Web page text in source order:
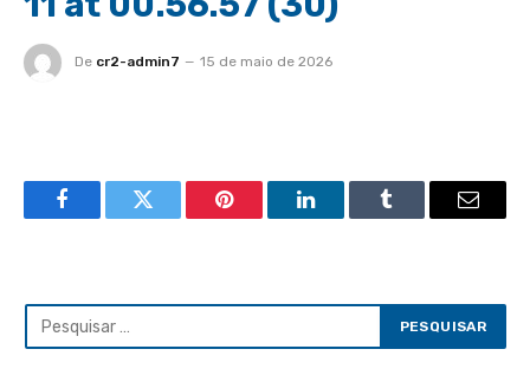
De cr2-admin7 15 de maio de 2026
FacebookTwitter Pinterest LinkedInTumblr Email